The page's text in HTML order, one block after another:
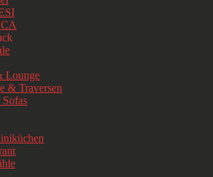
Lounge
& Traversen
Sofas